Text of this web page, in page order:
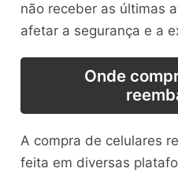
não receber as últimas
afetar a segurança e a
Onde
A compra de celulares
feita em diversas